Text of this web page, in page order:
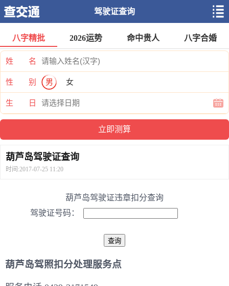
驾驶证查询
八字精批 2026运势 命中贵人 八字合婚
姓 名
性 别 男 女
生 日
葫芦岛驾驶证查询
时间:2017-07-25 11:20
葫芦岛驾驶证违章扣分查询
驾驶证号码：
葫芦岛驾照扣分处理服务点